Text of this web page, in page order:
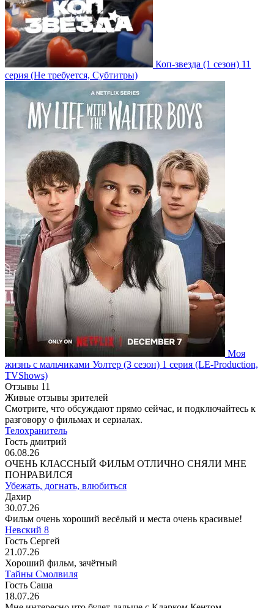
Коп-звезда (1 сезон) 11
серия (Не требуется, Субтитры)
Моя
жизнь с мальчиками Уолтер (3 сезон) 1 серия (LE-Production,
TVShows)
Отзывы 11
Живые отзывы зрителей
Смотрите, что обсуждают прямо сейчас, и подключайтесь к
разговору о фильмах и сериалах.
Телохранитель
Гость дмитрий
06.08.26
ОЧЕНЬ КЛАССНЫЙ ФИЛЬМ ОТЛИЧНО СНЯЛИ МНЕ
ПОНРАВИЛСЯ
Убежать, догнать, влюбиться
Дахир
30.07.26
Фильм очень хороший весёлый и места очень красивые!
Невский 8
Гость Сергей
21.07.26
Хороший фильм, зачётный
Тайны Смолвиля
Гость Саша
18.07.26